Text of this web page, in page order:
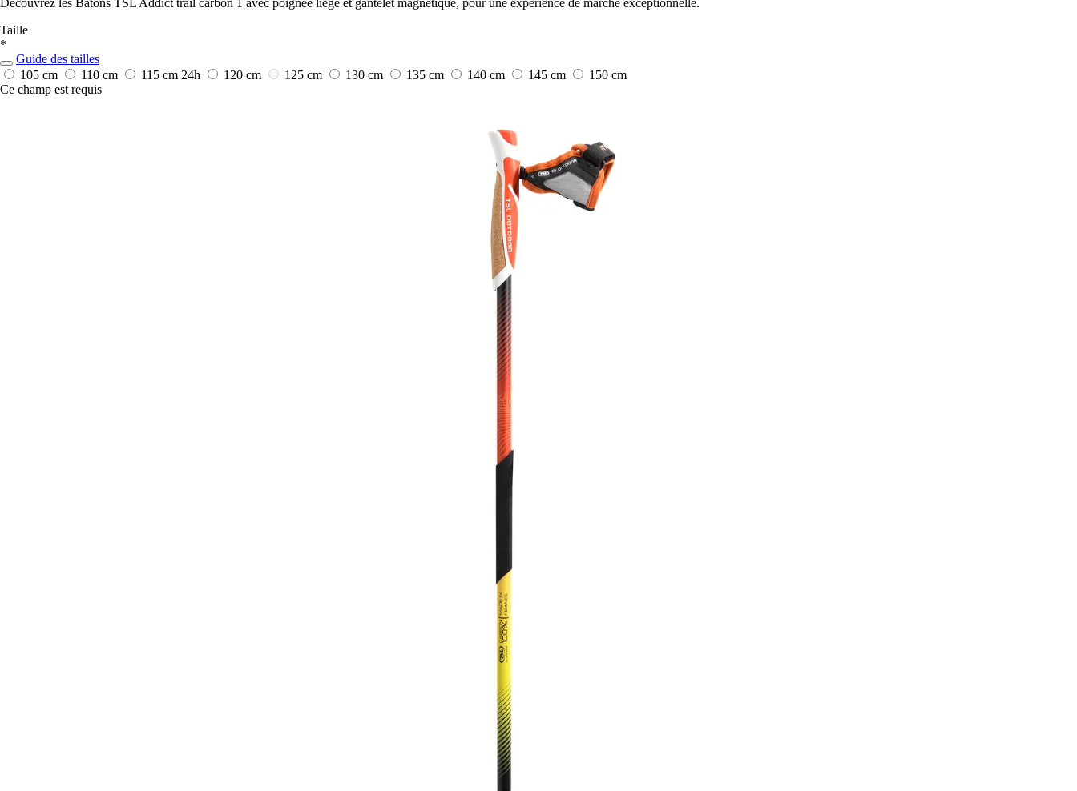
Découvrez les Bâtons TSL Addict trail carbon 1 avec poignée liège et gantelet magnétique, pour une expérience de marche exceptionnelle.
Taille
*
Guide des tailles
105 cm
110 cm 115 cm 24h 120 cm 125 cm 130 cm 135 cm 140 cm 145 cm
150 cm
Ce champ est requis